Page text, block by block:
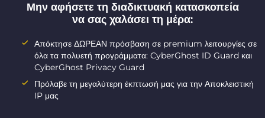
Μην αφήσετε τη διαδικτυακή κατασκοπεία
να σας χαλάσει τη μέρα:
Απόκτησε ΔΩΡΕΑΝ πρόσβαση σε premium λειτουργίες σε
όλα τα πολυετή προγράμματα: CyberGhost ID Guard και
CyberGhost Privacy Guard
Πρόλαβε τη μεγαλύτερη έκπτωσή μας για την Αποκλειστική
IP μας